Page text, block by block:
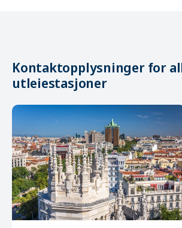
Kontaktopplysninger for
utleiestasjoner